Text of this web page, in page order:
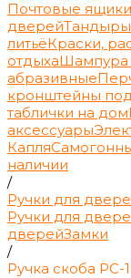
Почтовые ящики
дверейТандыры
литьёКраски,
отдыхаШампура
абразивные
кронштейны
таблички на дом
аксессуары
Капля
наличии
/
Ручки для
Ручки для
дверейЗамки
/
Ручка скоба РС-